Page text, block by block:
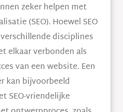
zeker helpen met
(SEO). Hoewel SEO
disciplines
elkaar verbonden als
van een website. Een
kan bijvoorbeeld
SEO-vriendelijke